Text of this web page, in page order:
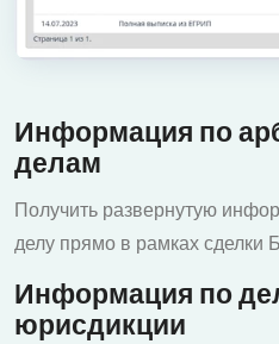
Информация по
делам
Получить развернутую
делу прямо в рамках сделки
Информация по
юрисдикции